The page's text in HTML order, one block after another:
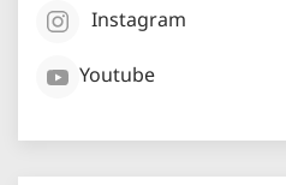
Instagram
Youtube